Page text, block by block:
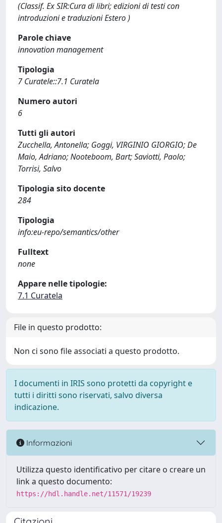
(Classif. Ex SIR:Cura di libri; edizioni di testi con
introduzioni e traduzioni Estero )
Parole chiave
innovation management
Tipologia
7 Curatele::7.1 Curatela
Numero autori
6
Tutti gli autori
Zucchella, Antonella; Goggi, VIRGINIO GIORGIO; De
Maio, Adriano; Nooteboom, Bart; Saviotti, Paolo;
Torrisi, Salvo
Tipologia sito docente
284
Tipologia
info:eu-repo/semantics/other
Fulltext
none
Appare nelle tipologie:
7.1 Curatela
File in questo prodotto:
Non ci sono file associati a questo prodotto.
I documenti in IRIS sono protetti da copyright e
tutti i diritti sono riservati, salvo diversa
indicazione.
Informazioni
Utilizza questo identificativo per citare o creare un
link a questo documento:
https://hdl.handle.net/11571/19239